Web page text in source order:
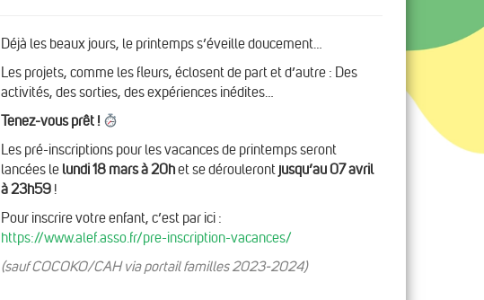
Déjà les beaux jours, le printemps s’éveille doucement…
Les projets, comme les fleurs, éclosent de part et d’autre : Des
activités, des sorties, des expériences inédites…
Tenez-vous prêt !
Les pré-inscriptions pour les vacances de printemps seront
lancées le lundi 18 mars à 20het se dérouleront jusqu’au 07 avril
à 23h59!
Pour inscrire votre enfant, c’est par ici :
https://www.alef.asso.fr/pre-inscription-vacances/
(sauf COCOKO/CAH via portail familles 2023-2024)